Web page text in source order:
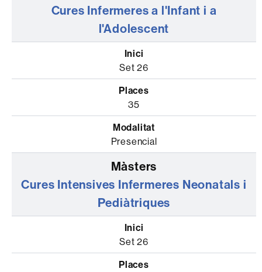
Cures Infermeres a l'Infant i a
l'Adolescent
Set 26
35
Presencial
Cures Intensives Infermeres Neonatals i
Pediàtriques
Set 26